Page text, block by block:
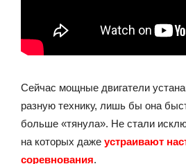
Сейчас мощные двигатели
разную технику, лишь бы она
больше «тянула». Не стали
на которых даже устраивают
соревнования.